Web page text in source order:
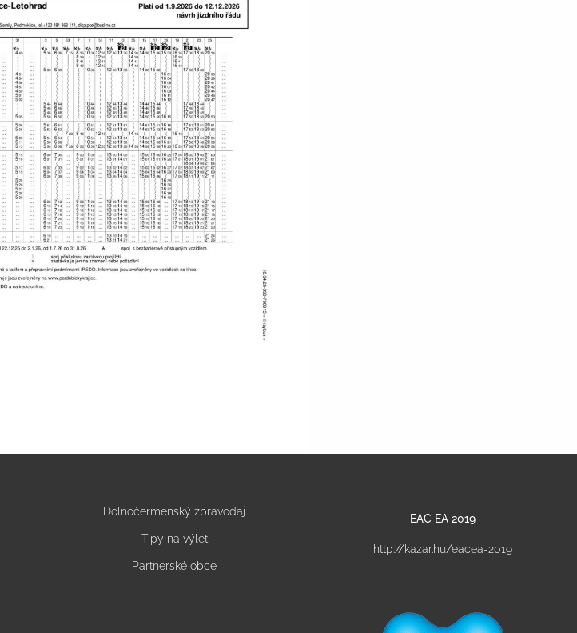
Dolnočermenský zpravodaj
Tipy na výlet
Partnerské obce
EAC EA 2019
http://kazar.hu/eacea-2019